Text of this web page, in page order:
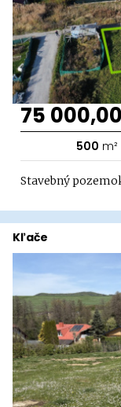
75
500 m²
Stavebný
Kľače